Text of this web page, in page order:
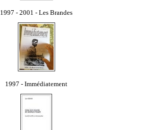
1997 - 2001 - Les Brandes
1997 - Immédiatement